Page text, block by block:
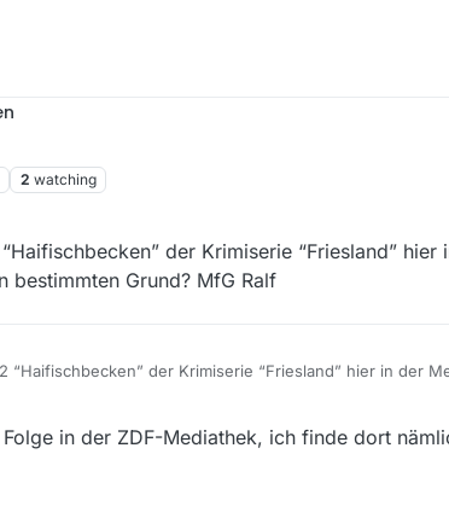
2 watching
der Krimiserie “Friesland” hier
bestimmten Grund? MfG Ralf
“Haifischbecken” der Krimiserie “Friesland” hier in der
in der ZDF-Mediathek, ich finde dort